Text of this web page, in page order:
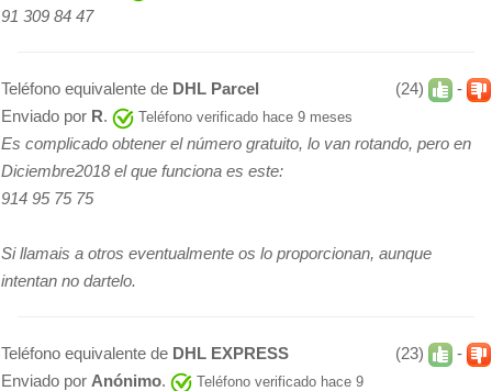
91 309 84 47
(24) -
Teléfono equivalente de DHL Parcel
Enviado por R. Teléfono verificado hace 9 meses
Es complicado obtener el número gratuito, lo van rotando, pero en
Diciembre2018 el que funciona es este:
914 95 75 75
Si llamais a otros eventualmente os lo proporcionan, aunque
intentan no dartelo.
(23) -
Teléfono equivalente de DHL EXPRESS
Enviado por Anónimo.
Teléfono verificado hace 9